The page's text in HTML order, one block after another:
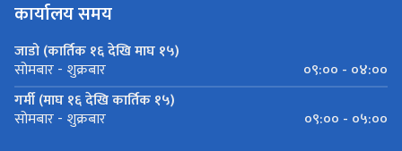
कार्यालय समय
जाडो (कार्तिक १६ देखि माघ १५)
सोमबार - शुक्रबार
०९:०० - ०४:००
गर्मी (माघ १६ देखि कार्तिक १५)
सोमबार - शुक्रबार ०९:०० - ०५:००